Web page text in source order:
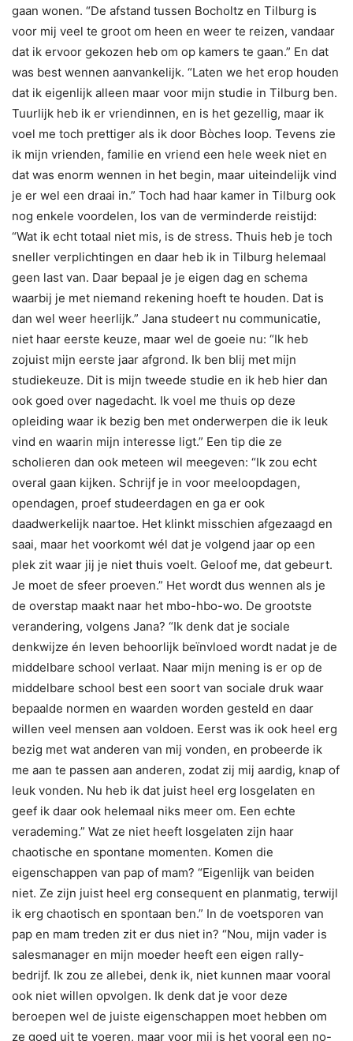
gaan wonen. “De afstand tussen Bocholtz en Tilburg is
voor mij veel te groot om heen en weer te reizen, vandaar
dat ik ervoor gekozen heb om op kamers te gaan.” En dat
was best wennen aanvankelijk. “Laten we het erop houden
dat ik eigenlijk alleen maar voor mijn studie in Tilburg ben.
Tuurlijk heb ik er vriendinnen, en is het gezellig, maar ik
voel me toch prettiger als ik door Bòches loop. Tevens zie
ik mijn vrienden, familie en vriend een hele week niet en
dat was enorm wennen in het begin, maar uiteindelijk vind
je er wel een draai in.” Toch had haar kamer in Tilburg ook
nog enkele voordelen, los van de verminderde reistijd:
“Wat ik echt totaal niet mis, is de stress. Thuis heb je toch
sneller verplichtingen en daar heb ik in Tilburg helemaal
geen last van. Daar bepaal je je eigen dag en schema
waarbij je met niemand rekening hoeft te houden. Dat is
dan wel weer heerlijk.” Jana studeert nu communicatie,
niet haar eerste keuze, maar wel de goeie nu: “Ik heb
zojuist mijn eerste jaar afgrond. Ik ben blij met mijn
studiekeuze. Dit is mijn tweede studie en ik heb hier dan
ook goed over nagedacht. Ik voel me thuis op deze
opleiding waar ik bezig ben met onderwerpen die ik leuk
vind en waarin mijn interesse ligt.” Een tip die ze
scholieren dan ook meteen wil meegeven: “Ik zou echt
overal gaan kijken. Schrijf je in voor meeloopdagen,
opendagen, proef studeerdagen en ga er ook
daadwerkelijk naartoe. Het klinkt misschien afgezaagd en
saai, maar het voorkomt wél dat je volgend jaar op een
plek zit waar jij je niet thuis voelt. Geloof me, dat gebeurt.
Je moet de sfeer proeven.” Het wordt dus wennen als je
de overstap maakt naar het mbo-hbo-wo. De grootste
verandering, volgens Jana? “Ik denk dat je sociale
denkwijze én leven behoorlijk beïnvloed wordt nadat je de
middelbare school verlaat. Naar mijn mening is er op de
middelbare school best een soort van sociale druk waar
bepaalde normen en waarden worden gesteld en daar
willen veel mensen aan voldoen. Eerst was ik ook heel erg
bezig met wat anderen van mij vonden, en probeerde ik
me aan te passen aan anderen, zodat zij mij aardig, knap of
leuk vonden. Nu heb ik dat juist heel erg losgelaten en
geef ik daar ook helemaal niks meer om. Een echte
verademing.” Wat ze niet heeft losgelaten zijn haar
chaotische en spontane momenten. Komen die
eigenschappen van pap of mam? “Eigenlijk van beiden
niet. Ze zijn juist heel erg consequent en planmatig, terwijl
ik erg chaotisch en spontaan ben.” In de voetsporen van
pap en mam treden zit er dus niet in? “Nou, mijn vader is
salesmanager en mijn moeder heeft een eigen rally-
bedrijf. Ik zou ze allebei, denk ik, niet kunnen maar vooral
ook niet willen opvolgen. Ik denk dat je voor deze
beroepen wel de juiste eigenschappen moet hebben om
ze goed uit te voeren, maar voor mij is het vooral een no-